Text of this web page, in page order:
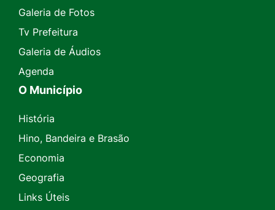
Galeria de Fotos
Tv Prefeitura
Galeria de Áudios
Agenda
O Município
História
Hino, Bandeira e Brasão
Economia
Geografia
Links Úteis